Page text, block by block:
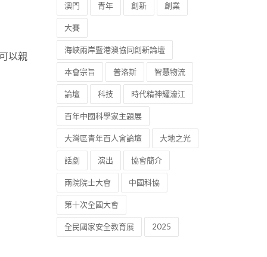
以親
澳門 青年 創新 創業
大賽
海峽兩岸暨港澳協同創新論壇
本會宗旨 普洛斯 智慧物流
論壇 科技 時代精神耀濠江
百年中國科學家主題展
大灣區青年百人會論壇 大地之光
話劇 演出 協會簡介
兩院院士大會 中國科協
第十次全國大會
全民國家安全教育展 2025